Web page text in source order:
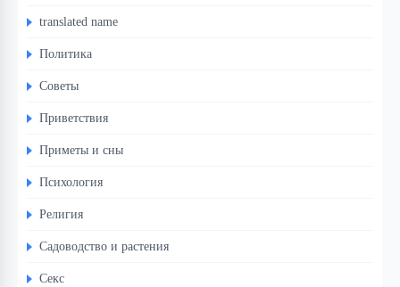
translated name
Политика
Советы
Приветствия
Приметы и сны
Психология
Религия
Садоводство и растения
Секс